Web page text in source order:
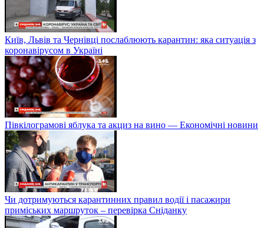
Київ, Львів та Чернівці послаблюють карантин: яка ситуація з
коронавірусом в Україні
Півкілограмові яблука та акциз на вино — Економічні новини
Чи дотримуються карантинних правил водії і пасажири
приміських маршруток – перевірка Сніданку